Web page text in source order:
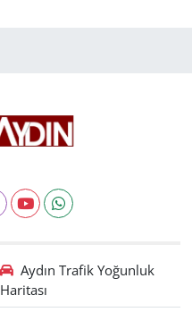
Aydın Trafik Yoğunluk
Haritası